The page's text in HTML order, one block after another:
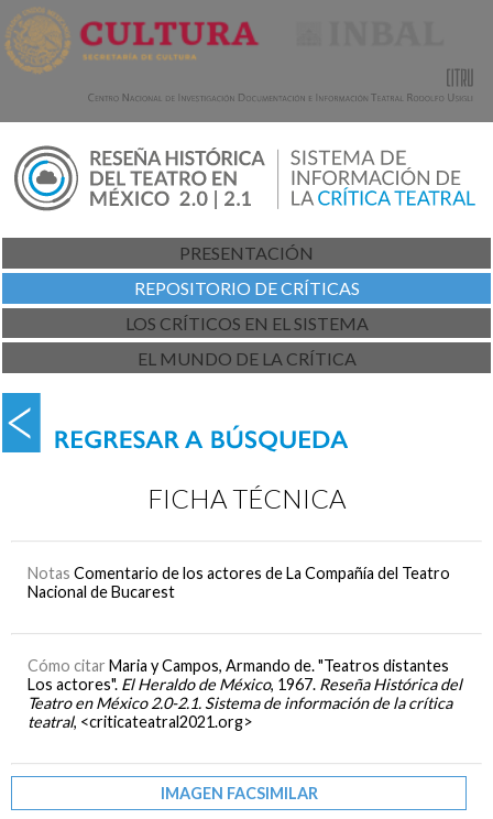
PRESENTACIÓN
REPOSITORIO DE CRÍTICAS
LOS CRÍTICOS EN EL SISTEMA
EL MUNDO DE LA CRÍTICA
FICHA TÉCNICA
Notas Comentario de los actores de La Compañía del Teatro
Nacional de Bucarest
Cómo citar Maria y Campos, Armando de. "Teatros distantes
Los actores". El Heraldo de México, 1967. Reseña Histórica del
Teatro en México 2.0-2.1. Sistema de información de la crítica
teatral, <criticateatral2021.org>
IMAGEN FACSIMILAR